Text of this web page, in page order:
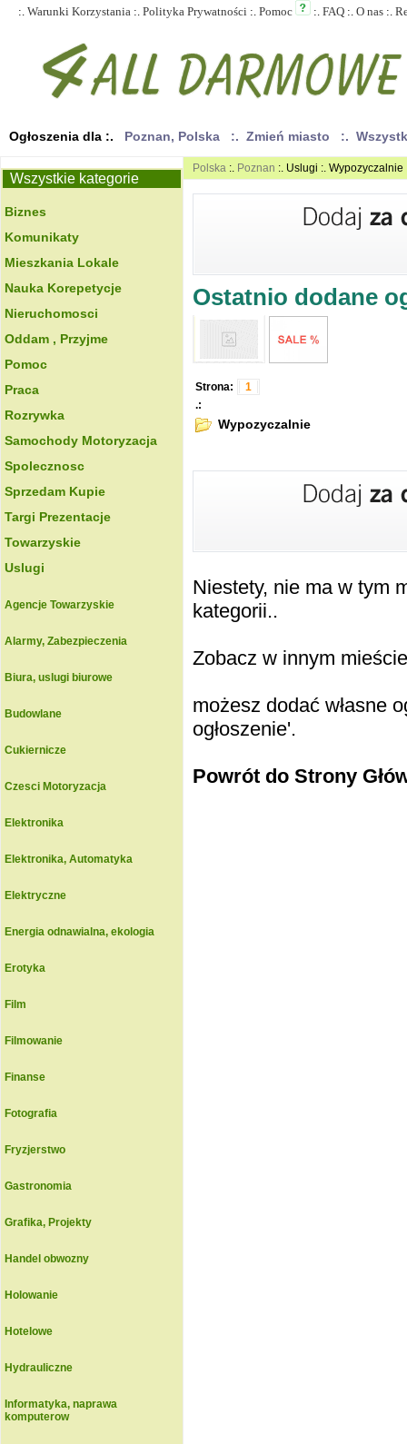
:. Warunki Korzystania :. Polityka Prywatności :. Pomoc :. FAQ :. O nas :.
Ogłoszenia dla :. Poznan, Polska :. Zmień miasto :.
Wszystkie kategorie
Biznes
Komunikaty
Mieszkania Lokale
Nauka Korepetycje
Nieruchomosci
Oddam , Przyjme
Pomoc
Praca
Rozrywka
Samochody Motoryzacja
Spolecznosc
Sprzedam Kupie
Targi Prezentacje
Towarzyskie
Uslugi
Agencje Towarzyskie
Alarmy, Zabezpieczenia
Biura, uslugi biurowe
Budowlane
Cukiernicze
Czesci Motoryzacja
Elektronika
Elektronika, Automatyka
Elektryczne
Energia odnawialna, ekologia
Erotyka
Film
Filmowanie
Finanse
Fotografia
Fryzjerstwo
Gastronomia
Grafika, Projekty
Handel obwozny
Holowanie
Hotelowe
Hydrauliczne
Informatyka, naprawa
komputerow
Polska :. Poznan :. Uslugi :. Wypozyczalnie
Ostatnio dodane
Strona:
1
.:
Wypozyczalnie
Niestety, nie ma w tym
kategorii..
Zobacz w innym
możesz dodać własne
ogłoszenie'.
Powrót do Strony